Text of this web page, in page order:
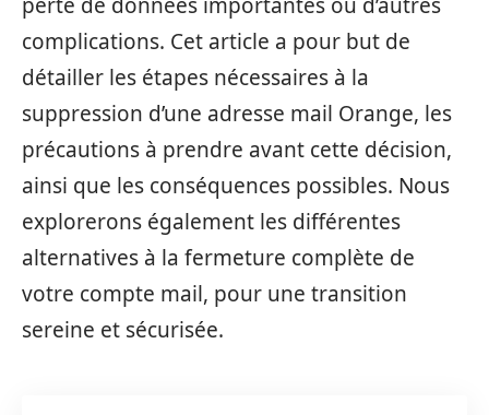
complications. Cet article a pour but de
détailler les étapes nécessaires à la
suppression d’une adresse mail Orange, les
précautions à prendre avant cette décision,
ainsi que les conséquences possibles. Nous
explorerons également les différentes
alternatives à la fermeture complète de
votre compte mail, pour une transition
sereine et sécurisée.